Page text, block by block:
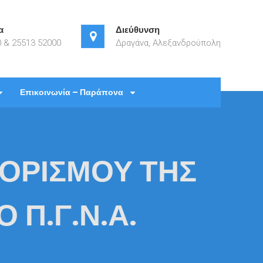
Αλεξανδρούπολης
& 25513 52000
Διεύθυνση
Δραγάνα, Αλεξανδρούπολη
Επικοινωνία – Παράπονα
ΤΗΣ
Π.Γ.Ν.Α.